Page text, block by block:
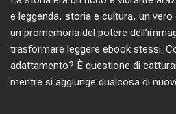
e leggenda, storia e cultura, un
un promemoria del potere
trasformare leggere ebook stessi.
adattamento? È questione di
mentre si aggiunge qualcosa di